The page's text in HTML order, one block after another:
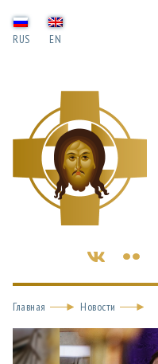
RUS EN
Главная Новости